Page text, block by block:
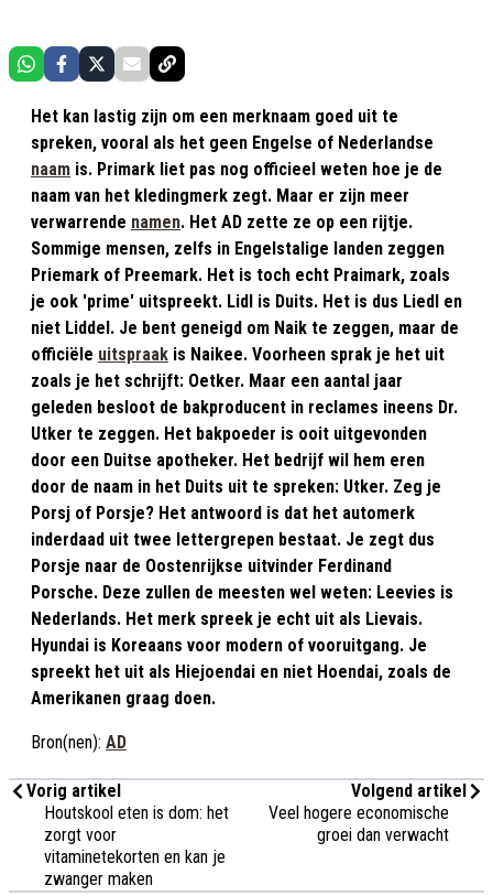
Het kan lastig zijn om een merknaam goed uit te
spreken, vooral als het geen Engelse of Nederlandse
naam is. Primark liet pas nog officieel weten hoe je de
naam van het kledingmerk zegt. Maar er zijn meer
verwarrende namen. Het AD zette ze op een rijtje.
Sommige mensen, zelfs in Engelstalige landen zeggen
Priemark of Preemark. Het is toch echt Praimark, zoals
je ook 'prime' uitspreekt. Lidl is Duits. Het is dus Liedl en
niet Liddel. Je bent geneigd om Naik te zeggen, maar de
officiële uitspraak is Naikee. Voorheen sprak je het uit
zoals je het schrijft: Oetker. Maar een aantal jaar
geleden besloot de bakproducent in reclames ineens Dr.
Utker te zeggen. Het bakpoeder is ooit uitgevonden
door een Duitse apotheker. Het bedrijf wil hem eren
door de naam in het Duits uit te spreken: Utker. Zeg je
Porsj of Porsje? Het antwoord is dat het automerk
inderdaad uit twee lettergrepen bestaat. Je zegt dus
Porsje naar de Oostenrijkse uitvinder Ferdinand
Porsche. Deze zullen de meesten wel weten: Leevies is
Nederlands. Het merk spreek je echt uit als Lievais.
Hyundai is Koreaans voor modern of vooruitgang. Je
spreekt het uit als Hiejoendai en niet Hoendai, zoals de
Amerikanen graag doen.
Bron(nen): AD
Vorig artikel
Houtskool eten is dom: het
zorgt voor
vitaminetekorten en kan je
zwanger maken
Volgend artikel
Veel hogere economische
groei dan verwacht